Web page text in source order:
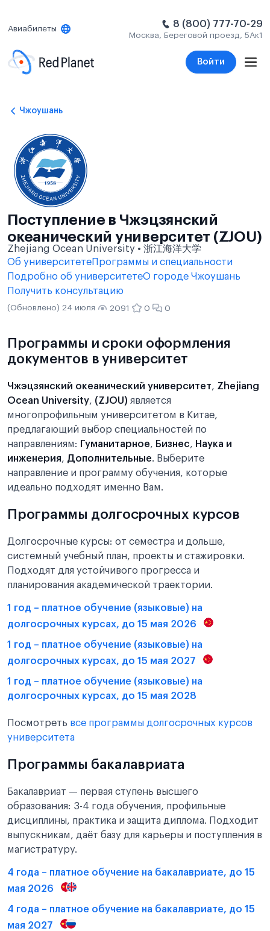
Авиабилеты 8 (800) 777-70-29
Москва, Береговой проезд, 5Ак1
Войти
Чжоушань
Поступление в Чжэцзянский
океанический университет (ZJOU)
Zhejiang Ocean University • 浙江海洋大学
Об университетеПрограммы и специальности
Подробно об университетеО городе Чжоушань
Получить консультацию
(Обновлено) 24 июля 2091 0 0
Программы и сроки оформления
документов в университет
Чжэцзянский океанический университет, Zhejiang
Ocean University, (ZJOU) является
многопрофильным университетом в Китае,
предлагающий выбор специальностей по
направлениям: Гуманитарное, Бизнес, Наука и
инженерия, Дополнительные. Выберите
направление и программу обучения, которые
идеально подходят именно Вам.
Программы долгосрочных курсов
Долгосрочные курсы: от семестра и дольше,
системный учебный план, проекты и стажировки.
Подходят для устойчивого прогресса и
планирования академической траектории.
1 год – платное обучение (языковые) на
долгосрочных курсах, до 15 мая 2026
1 год – платное обучение (языковые) на
долгосрочных курсах, до 15 мая 2027
1 год – платное обучение (языковые) на
долгосрочных курсах, до 15 мая 2028
Посмотреть все программы долгосрочных курсов
университета
Программы бакалавриата
Бакалавриат — первая ступень высшего
образования: 3-4 года обучения, профильные
дисциплины, практика и защита диплома. Подходит
выпускникам, даёт базу для карьеры и поступления в
магистратуру.
4 года – платное обучение на бакалавриате, до 15
мая 2026
4 года – платное обучение на бакалавриате, до 15
мая 2027